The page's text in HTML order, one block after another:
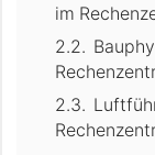
im